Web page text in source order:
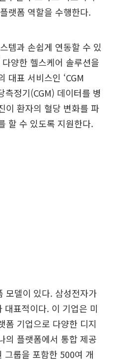
랫폼 역할을 수행한다.
템과 손쉽게 연동할 수 있
양한 헬스케어 솔루션을
대표 서비스인 ‘CGM
측정기(CGM) 데이터를 병
이 환자의 혈당 변화를 파
할 수 있도록 지원한다.
모델이 있다. 삼성전자가
표적이다. 이 기업은 미
폼 기업으로 다양한 디지
의 플랫폼에서 통합 제공
그룹을 포함한 500여 개